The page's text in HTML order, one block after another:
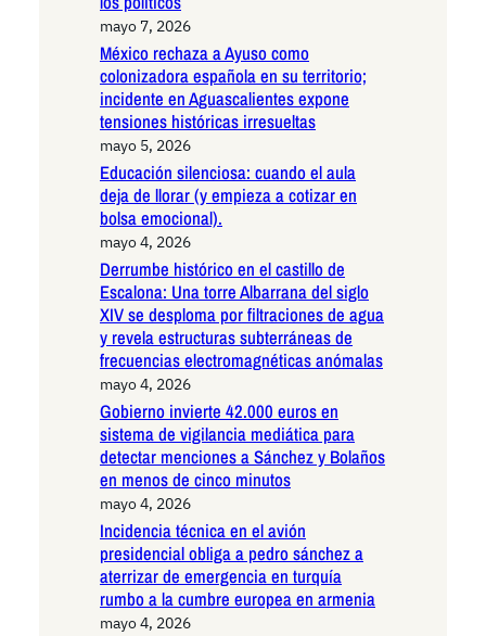
mayo 7, 2026
México rechaza a Ayuso como
colonizadora española en su territorio;
incidente en Aguascalientes expone
tensiones históricas irresueltas
mayo 5, 2026
Educación silenciosa: cuando el aula
deja de llorar (y empieza a cotizar en
bolsa emocional).
mayo 4, 2026
Derrumbe histórico en el castillo de
Escalona: Una torre Albarrana del siglo
XIV se desploma por filtraciones de agua
y revela estructuras subterráneas de
frecuencias electromagnéticas anómalas
mayo 4, 2026
Gobierno invierte 42.000 euros en
sistema de vigilancia mediática para
detectar menciones a Sánchez y Bolaños
en menos de cinco minutos
mayo 4, 2026
Incidencia técnica en el avión
presidencial obliga a pedro sánchez a
aterrizar de emergencia en turquía
rumbo a la cumbre europea en armenia
mayo 4, 2026